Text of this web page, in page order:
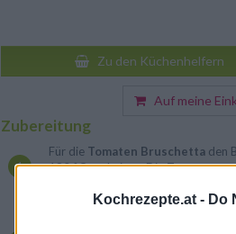
Kochrezepte.at - Do
Zu den Küchenhelfern
Auf meine
Zubereitung
Für die Tomaten Bruschetta den
180 °C vorheizen. Die Tomaten
und Pfeffer würzen.